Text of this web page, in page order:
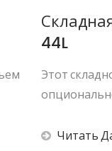
44L
Этот
Читать